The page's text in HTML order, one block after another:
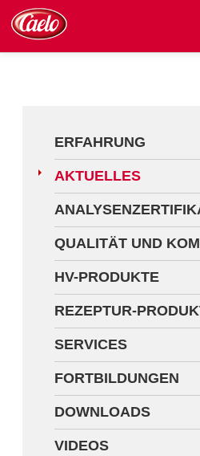
Qualität und
HV-Produkte
Rezeptur-Produkte
Services
Fortbildungen
Videos
Newsletter
Ansprechpartner
ERFAHRUNG
AKTUELLES
QUALITÄT UND
HV-PRODUKTE
REZEPTUR-
SERVICES
FORTBILDUNGEN
DOWNLOADS
VIDEOS